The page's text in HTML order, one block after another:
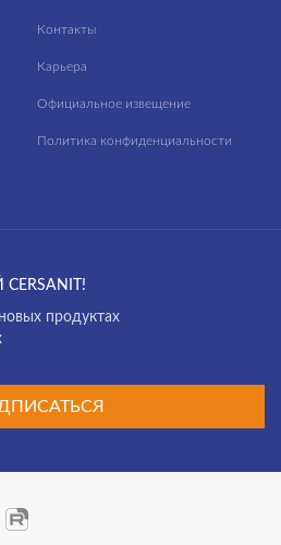
Контакты
Карьера
Официальное извещение
Политика конфиденциальности
продуктах